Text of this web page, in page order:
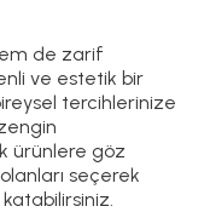
de zarif
ve estetik bir
tercihlerinize
ürünlere göz
seçerek
katabilirsiniz.